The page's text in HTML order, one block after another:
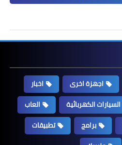
اجهزة اخرى
اخبار
السيارات الكهربائية
العاب
برامج
تطبيقات